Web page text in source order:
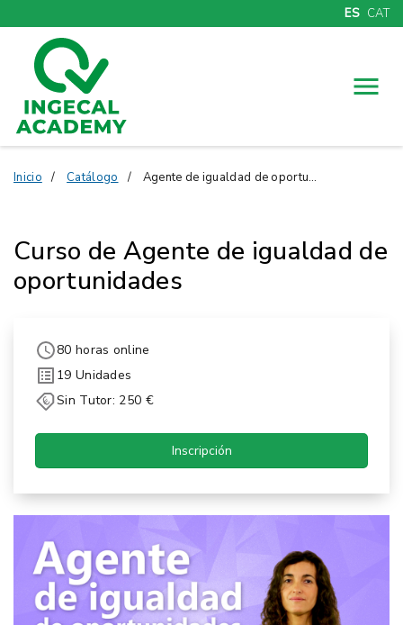
ES CAT
Menú
Inicio Catálogo Agente de igualdad de oportunidades
Curso de Agente de igualdad de
oportunidades
80 horas online
19 Unidades
Sin Tutor: 250 €
Inscripción